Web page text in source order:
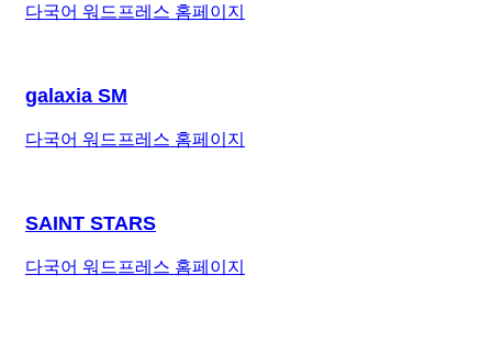
다국어 워드프레스 홈페이지
galaxia SM
다국어 워드프레스 홈페이지
SAINT STARS
다국어 워드프레스 홈페이지